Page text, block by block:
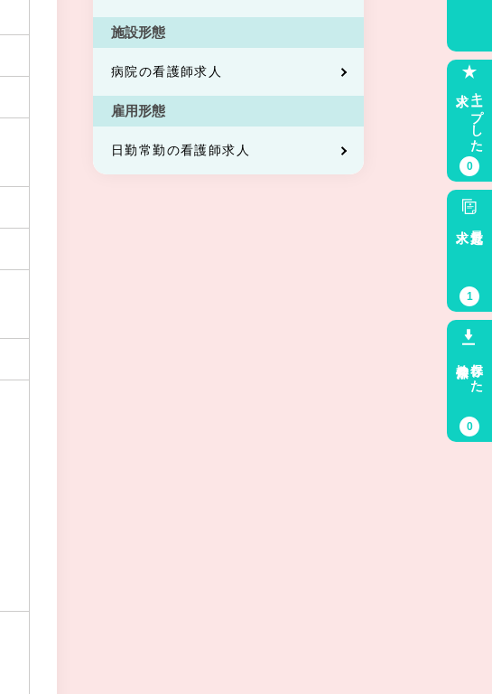
施設形態
病院の看護師求人
雇用形態
日勤常勤の看護師求人
キープした
0
最近見た
1
保存した
0